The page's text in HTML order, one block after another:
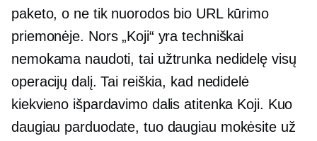
paketo, o ne tik nuorodos bio URL kūrimo
priemonėje. Nors „Koji“ yra techniškai
nemokama naudoti, tai užtrunka nedidelę visų
operacijų dalį. Tai reiškia, kad nedidelė
kiekvieno išpardavimo dalis atitenka Koji. Kuo
daugiau parduodate, tuo daugiau mokėsite už